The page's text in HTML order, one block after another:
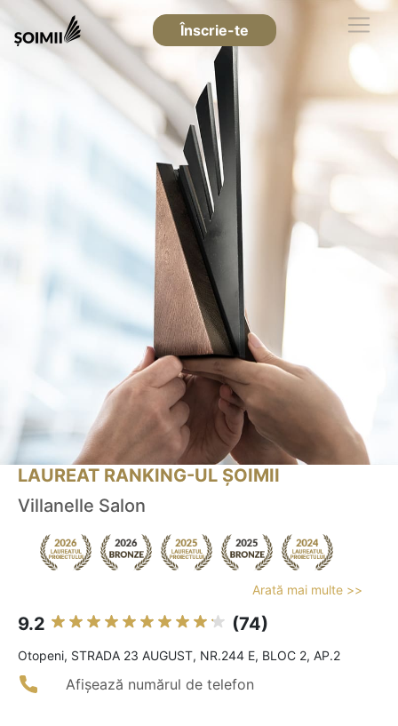
Înscrie-te
LAUREAT RANKING-UL ȘOIMII
Villanelle Salon
Arată mai multe >>
9.2 (74)
Otopeni, STRADA 23 AUGUST, NR.244 E, BLOC 2, AP.2
Afișează numărul de telefon